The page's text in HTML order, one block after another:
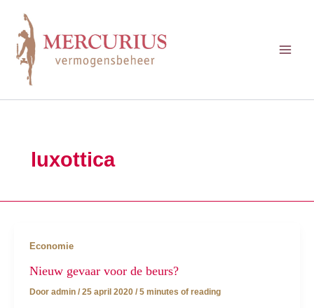
inhoud
luxottica
Economie
Nieuw gevaar voor de beurs?
Door admin / 25 april 2020 / 5 minutes of reading